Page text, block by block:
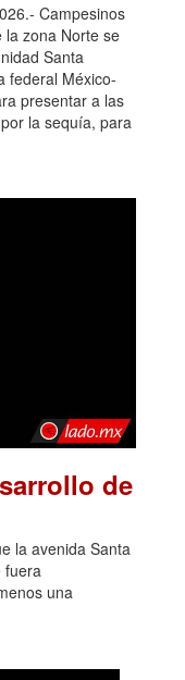
Campesinos
la zona Norte se
Santa
federal México-
presentar a las
la sequía, para
de
la avenida Santa
fuera
una